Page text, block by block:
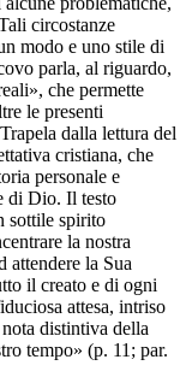
circostanze
modo e uno stile di
parla, al riguardo,
che permette
le presenti
dalla lettura del
cristiana, che
personale e
di Dio. Il testo
sottile spirito
la nostra
attendere la Sua
il creato e di ogni
attesa, intriso
distintiva della
tempo» (p. 11; par.